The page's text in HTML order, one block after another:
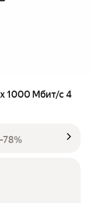
1000 Мбит/с 4